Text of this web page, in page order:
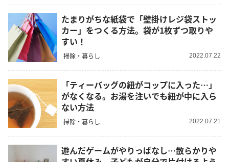
たまりがちな紙袋で「壁掛けレジ袋ストッ
カー」をつくる方法。袋が1枚ずつ取りや
すい！
掃除・暮らし 2022.07.22
「ティーバッグの紐がコップに入った…」
がなくなる。お湯を注いでも紐が中に入ら
ない方法
掃除・暮らし 2022.07.21
遊んだゲームがやりっぱなし…散らかりや